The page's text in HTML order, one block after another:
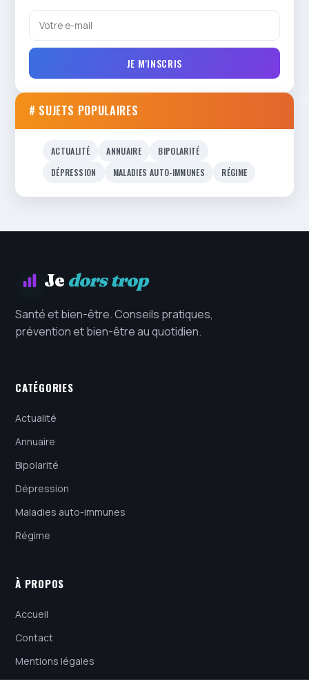
JE M'INSCRIS
# SUJETS POPULAIRES
ACTUALITÉ ANNUAIRE
BIPOLARITÉ
DÉPRESSION
MALADIES AUTO-IMMUNES RÉGIME
Je dors trop
Santé et bien-être. Conseils pratiques,
prévention et bien-être au quotidien.
CATÉGORIES
Actualité
Annuaire
Bipolarité
Dépression
Maladies auto-immunes
Régime
À PROPOS
Accueil
Contact
Mentions légales